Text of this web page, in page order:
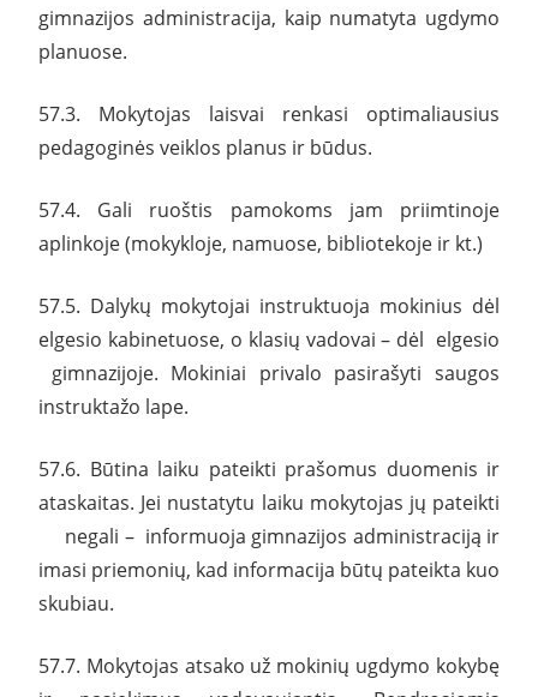
gimnazijos administracija, kaip numatyta ugdymo
planuose.
57.3. Mokytojas laisvai renkasi optimaliausius
pedagoginės veiklos planus ir būdus.
57.4. Gali ruoštis pamokoms jam priimtinoje
aplinkoje (mokykloje, namuose, bibliotekoje ir kt.)
57.5. Dalykų mokytojai instruktuoja mokinius dėl
elgesio kabinetuose, o klasių vadovai – dėl elgesio
gimnazijoje. Mokiniai privalo pasirašyti saugos
instruktažo lape.
57.6. Būtina laiku pateikti prašomus duomenis ir
ataskaitas. Jei nustatytu laiku mokytojas jų pateikti
negali – informuoja gimnazijos administraciją ir
imasi priemonių, kad informacija būtų pateikta kuo
skubiau.
57.7. Mokytojas atsako už mokinių ugdymo kokybę